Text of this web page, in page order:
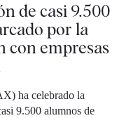
de casi 9.500
por la
con empresas
ha celebrado la
9.500 alumnos de